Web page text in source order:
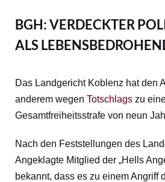
BGH: VERDECKTER
ALS
Das Landgericht Koblenz hat den
anderem wegen Totschlags zu
Gesamtfreiheitsstrafe von neun
Nach den Feststellungen des
Angeklagte Mitglied der „Hells
bekannt, dass es zu einem Angriff